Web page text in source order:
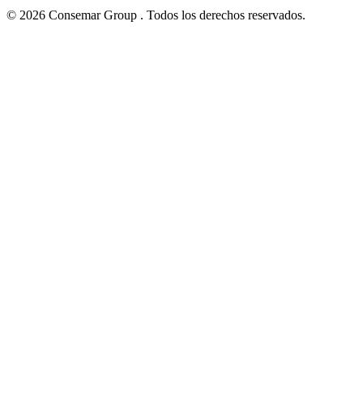
© 2026 Consemar Group . Todos los derechos reservados.